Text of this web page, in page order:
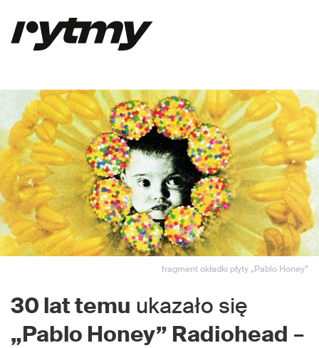
fragment okładki płyty „Pablo Honey”
30 lat temu ukazało się
„Pablo Honey” Radiohead –